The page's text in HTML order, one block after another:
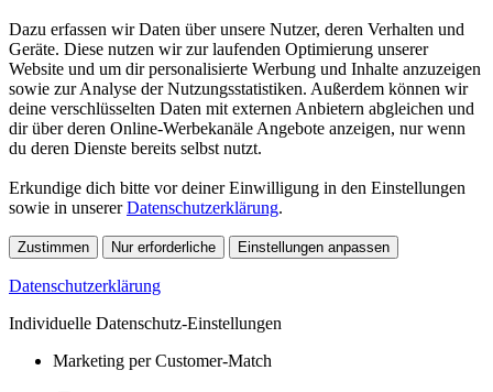
Dazu erfassen wir Daten über unsere Nutzer, deren Verhalten und
Geräte. Diese nutzen wir zur laufenden Optimierung unserer
Website und um dir personalisierte Werbung und Inhalte anzuzeigen
sowie zur Analyse der Nutzungsstatistiken. Außerdem können wir
deine verschlüsselten Daten mit externen Anbietern abgleichen und
dir über deren Online-Werbekanäle Angebote anzeigen, nur wenn
du deren Dienste bereits selbst nutzt.
Erkundige dich bitte vor deiner Einwilligung in den Einstellungen
sowie in unsererDatenschutzerklärung.
Zustimmen Nur erforderliche Einstellungen anpassen
Datenschutzerklärung
Individuelle Datenschutz-Einstellungen
Marketing per Customer-Match